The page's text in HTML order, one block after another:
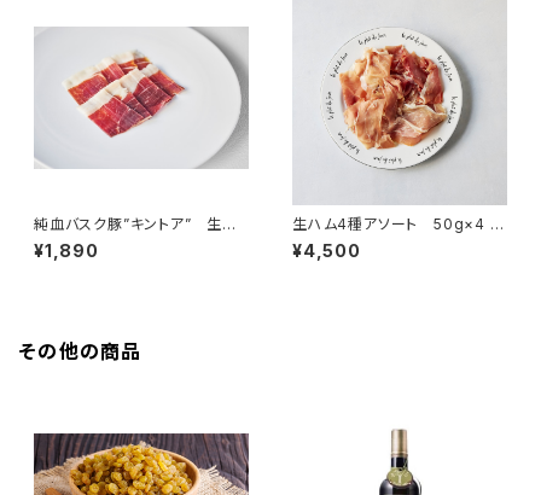
純血バスク豚”キントア” 生ハ
ム 50g ＜ピエール・オテイザ
＞(フランス・バスク)
¥1,890
生ハム4種アソート 50g×4 ＜
フランス・バスク、オーヴェルニュ
＞
¥4,500
その他の商品